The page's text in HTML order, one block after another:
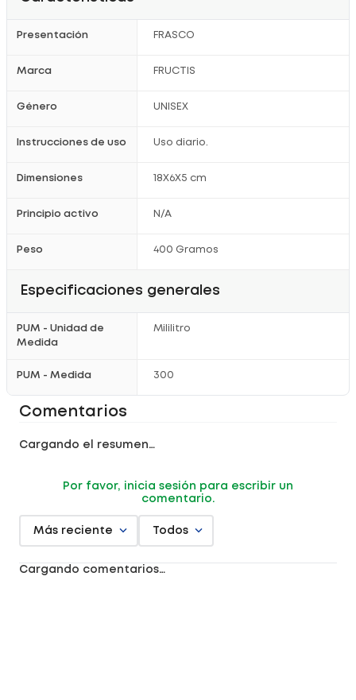
- Todos nuestros productos son Cruelty Free.
Presentación FRASCO
Marca FRUCTIS
Género UNISEX
Instrucciones de uso Uso diario.
Dimensiones 18X6X5 cm
Principio activo N/A
Peso 400 Gramos
Especificaciones generales
PUM - Unidad de
Medida
Mililitro
PUM - Medida 300
Comentarios
Cargando el resumen…
Por favor, inicia sesión para escribir un
comentario.
Más reciente Todos
Cargando comentarios…